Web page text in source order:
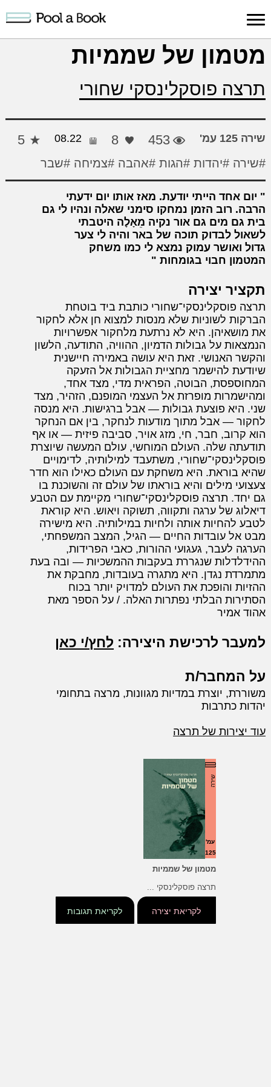
כניסה למערכת
יצירה
יצירה
מטמון של שממיות
תרצה פוסקלינסקי שחורי
שירה 125 עמ' 453
8
08.22
5
#שירה #יהדות #הגות #אהבה #צמיחה #שבר
יום אחד הייתי יודעת. מאז אותו יום ידעתי
הרבה. רוב הזמן נמחקו סימני שאלה ונהיו לי גם
בית גם מים גם אור נקיה מֵאָלָה היטבתי
לשאול לבדוק תוכה של באר והיה לי צער
גדול ואושר עמוק נמצא לי כמו משחק
המטמון חבוי בגומחות
תקציר יצירה
תרצה פוסקלינסקי־שחורי כותבת ביד בוטחת
הברקות לשוניות שלא מנסות למצוא חן אלא לחקור
את מושאיהן. היא לא נרתעת מלחקור אפשרויות
הנמצאות על גבולות הדמיון, ההוויה, התודעה, הלשון
והקשר האנושי. זאת היא עושה באמירה חיישנית
שיודעת להישמר מחציית הגבולות אל הזעקה
המחוספסת, הבוטה, הפראית מדי, מצד אחד,
ומהישמרות מופרזת אל העצמי המופנם, הזהיר, מצד
שני. היא פוצעת גבולות — אבל ברגישות. היא מנסה
לחקור — אבל מתוך מודעות לנחקר, בין אם הנחקר
הוא קרוב, חבר, חי, מזג אויר, סביבה פיזית — או אף
תודעתה שלה. העולם המוחשי, עולם המעשה שיוצרת
פוסקלינסקי־שחורי, משתעבד למילותיה, לדימויים
שהיא בוראת. היא משחקת עם העולם כאילו הוא חדר
צעצועי מילים והיא בוראתו של עולם זה והשוכנת בו
גם יחד. תרצה פוסקלינסקי־שחורי מקיימת עם הטבע
דיאלוג של ערגה ותקווה, תשוקה ויאוש. היא קוראת
לטבע להחיות אותה ולחיות במילותיה. היא מישירה
מבט אל עובדות החיים — הגיל, המצב המשפחתי,
הערגה לעבר, געגועי ההורות, כאבי הפרידות,
ההידלדלות שנגררת בעקבות ההמשכיות — ובה בעת
מתמרדת נגדן. היא מתגרה בעובדות, מחבקת את
ההזיות והופכת את העולם למדויק יותר בכוח
הסתירות הבלתי נפתרות האלה. / על הספר מאת
אהוד אמיר
למעבר לרכישת היצירה: לחץ/י כאן
על המחבר/ת
משוררת, יוצרת במדיות מגוונות, מרצה בתחומי
יהדות כתרבות
עוד יצירות של תרצה
שירה
עמ'
125
מטמון של שממיות
תרצה פוסקלינסקי ...
לקריאת תגובות לקריאת יצירה